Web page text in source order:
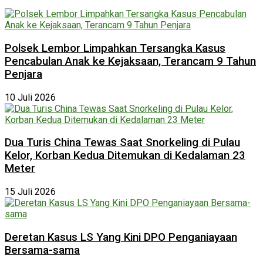
Polsek Lembor Limpahkan Tersangka Kasus
Pencabulan Anak ke Kejaksaan, Terancam 9 Tahun
Penjara
10 Juli 2026
Dua Turis China Tewas Saat Snorkeling di Pulau
Kelor, Korban Kedua Ditemukan di Kedalaman 23
Meter
15 Juli 2026
Deretan Kasus LS Yang Kini DPO Penganiayaan
Bersama-sama